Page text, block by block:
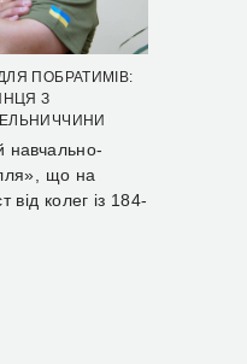
ПОБРАТИМІВ:
З
навчально-
що на
колег із 184-